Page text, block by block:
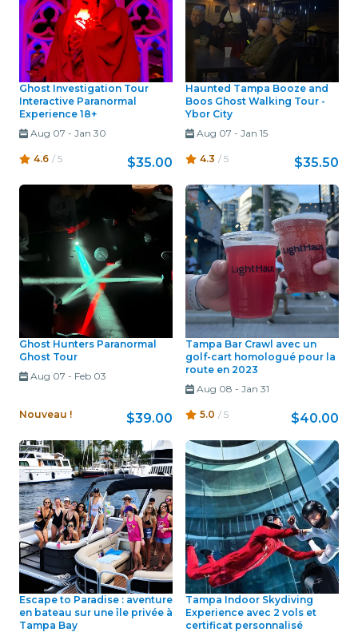
Ghost Investigation Tour
Interactive Paranormal
Experience 18+
Aug 07 - Jan 30
4.6 / 5 $35.00
Haunted Tampa Booze and
Boos Ghost Walking Tour -
Ybor City
Aug 07 - Jan 15
4.3 / 5 $35.50
Ghost Hunters Paranormal
Ghost Tour
Aug 07 - Feb 03
Nouveau ! $39.00
Tampa Bar Crawl avec un
golf-cart homologué pour la
route en 2023
Aug 08 - Jan 31
5.0 / 5 $40.00
Escape to Paradise : aventure
en bateau sur une île privée à
Tampa Bay
Tampa Indoor Skydiving
Experience avec 2 vols et
certificat personnalisé